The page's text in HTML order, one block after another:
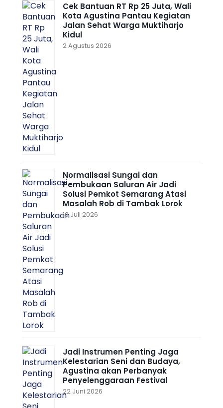
Cek Bantuan RT Rp 25 Juta, Wali
Kota Agustina Pantau Kegiatan
Jalan Sehat Warga Muktiharjo
Kidul
2 Agustus 2026
Normalisasi Sungai dan
Pembukaan Saluran Air Jadi
Solusi Pemkot Semarang Atasi
Masalah Rob di Tambak Lorok
10 Juli 2026
Jadi Instrumen Penting Jaga
Kelestarian Seni dan Budaya,
Agustina akan Perbanyak
Penyelenggaraan Festival
22 Juni 2026